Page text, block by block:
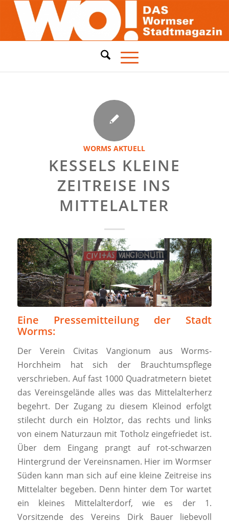
WORMS AKTUELL
KESSELS KLEINE
ZEITREISE INS
MITTELALTER
Eine Pressemitteilung der Stadt
Worms:
Der Verein Civitas Vangionum aus Worms-
Horchheim hat sich der Brauchtumspflege
verschrieben. Auf fast 1000 Quadratmetern bietet
das Vereinsgelände alles was das Mittelalterherz
begehrt. Der Zugang zu diesem Kleinod erfolgt
stilecht durch ein Holztor, das rechts und links
von einem Naturzaun mit Totholz eingefriedet ist.
Über dem Eingang prangt auf rot-schwarzen
Hintergrund der Vereinsnamen. Hier im Wormser
Süden kann man sich auf eine kleine Zeitreise ins
Mittelalter begeben. Denn hinter dem Tor wartet
ein kleines Mittelalterdorf, wie es der 1.
Vorsitzende des Vereins Dirk Bauer liebevoll